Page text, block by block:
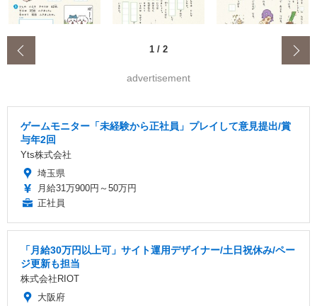
1 / 2
advertisement
ゲームモニター「未経験から正社員」プレイして意見提出/賞
与年2回
Yts株式会社
埼玉県
月給31万900円～50万円
正社員
「月給30万円以上可」サイト運用デザイナー/土日祝休み/ペー
ジ更新も担当
株式会社RIOT
大阪府